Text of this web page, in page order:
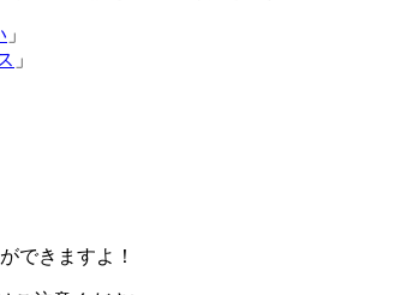
」
」
できますよ！